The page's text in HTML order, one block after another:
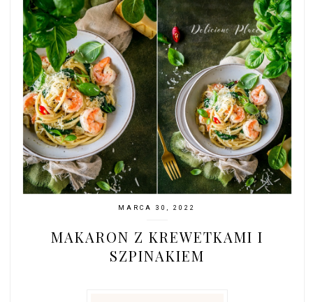
MARCA 30, 2022
MAKARON Z KREWETKAMI I
SZPINAKIEM